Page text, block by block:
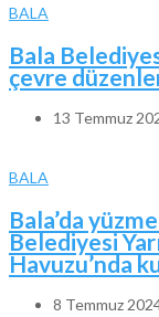
BALA
Bala
çevre
13 Temmuz
BALA
Bala’da
Belediyesi
Havuzu’nda
8 Temmuz